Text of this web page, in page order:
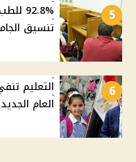
5
تنسيق الجامعات 2026 وأماكن
6
التعليم
العام الجديد 12 سبتمبر والدولية 6 سبتمبر